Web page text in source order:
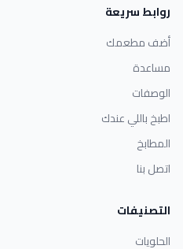
روابط سريعة
أضف مطعمك
مساعدة
الوصفات
اطبخ باللي عندك
المطابخ
اتصل بنا
التصنيفات
الحلويات